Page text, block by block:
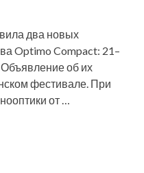
два новых
Optimo Compact: 21–
об их
фестивале. При
от …